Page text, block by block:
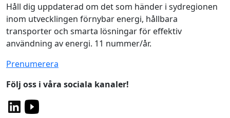
Håll dig uppdaterad om det som händer i sydregionen
inom utvecklingen förnybar energi, hållbara
transporter och smarta lösningar för effektiv
användning av energi. 11 nummer/år.
Prenumerera
Följ oss i våra sociala kanaler!